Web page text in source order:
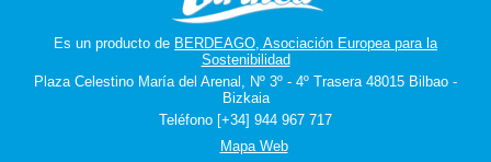
Es un producto de BERDEAGO, Asociación Europea para la
Sostenibilidad
Plaza Celestino María del Arenal, Nº 3º - 4º Trasera 48015 Bilbao -
Bizkaia
Teléfono [+34] 944 967 717
Mapa Web